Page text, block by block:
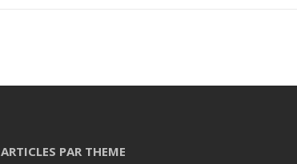
ARTICLES PAR THEME